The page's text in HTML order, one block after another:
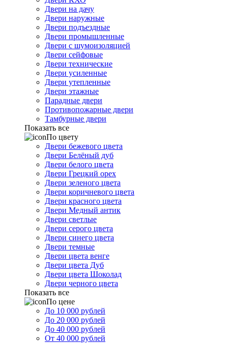
Двери на дачу
Двери наружные
Двери подъездные
Двери промышленные
Двери с шумоизоляцией
Двери сейфовые
Двери технические
Двери усиленные
Двери утепленные
Двери этажные
Парадные двери
Противопожарные двери
Тамбурные двери
Показать все
По цвету
Двери бежевого цвета
Двери Белёный дуб
Двери белого цвета
Двери Грецкий орех
Двери зеленого цвета
Двери коричневого цвета
Двери красного цвета
Двери Медный антик
Двери светлые
Двери серого цвета
Двери синего цвета
Двери темные
Двери цвета венге
Двери цвета Дуб
Двери цвета Шоколад
Двери черного цвета
Показать все
По цене
До 10 000 рублей
До 20 000 рублей
До 40 000 рублей
От 40 000 рублей